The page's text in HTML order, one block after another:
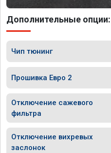
Дополнительные опции:
Чип тюнинг
Прошивка Евро 2
Отключение сажевого
фильтра
Отключение вихревых
заслонок